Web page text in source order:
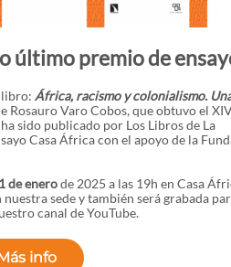
último premio de
libro: África, racismo y colonialismo.
Rosauro Varo Cobos, que obtuvo el
sido publicado por Los Libros de La
Casa África con el apoyo de la
de enerode 2025 a las 19h en Casa
sede y también será grabada
canal de YouTube.
info